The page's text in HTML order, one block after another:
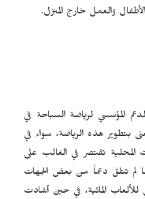
والعمل خارج المنزل.
المؤسسي لرياضة السباحة في
بتطوير هذه الرياضة، سواء في
المحلية تقتصر في الغالب على
لم تتلقَ دعماً من بعض الجهات
للألعاب المائية، في حين أشادت